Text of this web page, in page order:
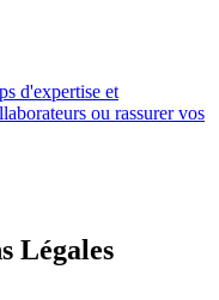
d'expertise et
ou rassurer vos
Légales